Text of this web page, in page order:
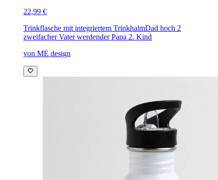
22,99 €
Trinkflasche mit integriertem TrinkhalmDad hoch 2
zweifacher Vater werdender Papa 2. Kind
von ME design